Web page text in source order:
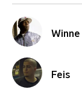
Winne
Feis